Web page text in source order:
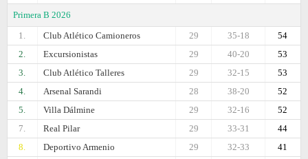
Primera B 2026
1.
Club Atlético Camioneros 54
35-18
29
2.
Excursionistas 53
40-20
29
3.
Club Atlético Talleres 53
32-15
29
4.
Arsenal Sarandi 52
38-20
28
5.
Villa Dálmine 52
32-16
29
7.
Real Pilar 44
33-31
29
8.
Deportivo Armenio 41
32-33
29